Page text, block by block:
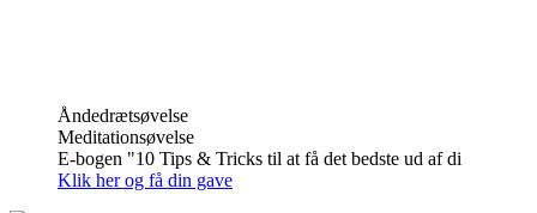
Åndedrætsøvelse
Meditationsøvelse
E-bogen "10 Tips & Tricks til at få det bedste ud af di
Klik her og få din gave